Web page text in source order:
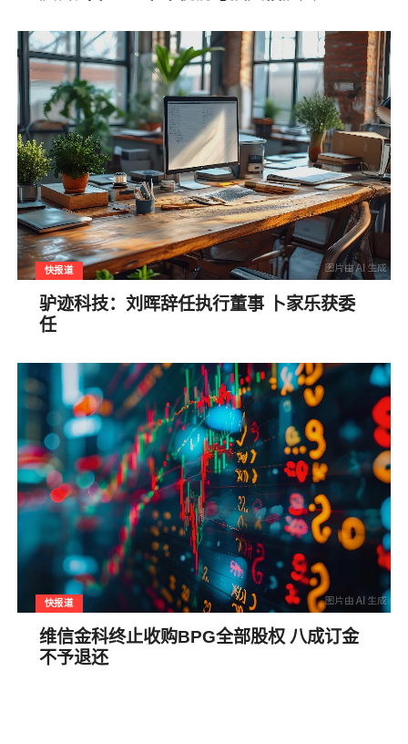
快报道
驴迹科技：刘晖辞任执行董事 卜家乐获委
任
快报道
维信金科终止收购BPG全部股权 八成订金
不予退还